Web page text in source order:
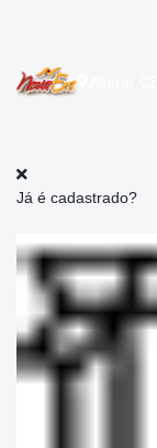
Já é cadastrado?